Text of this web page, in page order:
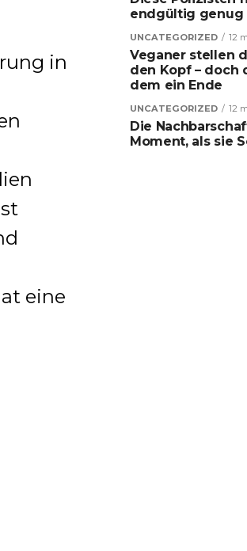
in
eine
endgültig genug
UNCATEGORIZED 12
Veganer stellen
den Kopf – doch
dem ein Ende
UNCATEGORIZED 12
Die
Moment, als sie